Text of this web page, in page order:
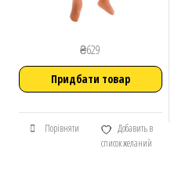
₴629
Придбати товар
Порівняти
Добавить в
список желаний